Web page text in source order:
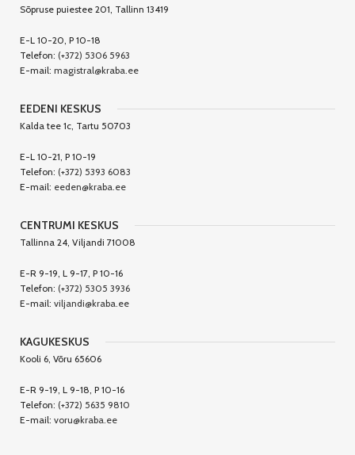
Sõpruse puiestee 201, Tallinn 13419
E-L 10-20, P 10-18
Telefon: (+372) 5306 5963
E-mail: magistral@kraba.ee
EEDENI KESKUS
Kalda tee 1c, Tartu 50703
E-L 10-21, P 10-19
Telefon: (+372) 5393 6083
E-mail: eeden@kraba.ee
CENTRUMI KESKUS
Tallinna 24, Viljandi 71008
E-R 9-19, L 9-17, P 10-16
Telefon: (+372) 5305 3936
E-mail: viljandi@kraba.ee
KAGUKESKUS
Kooli 6, Võru 65606
E-R 9-19, L 9-18, P 10-16
Telefon: (+372) 5635 9810
E-mail: voru@kraba.ee